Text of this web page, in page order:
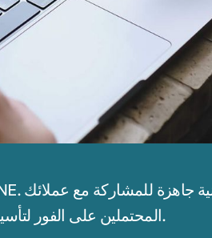
المحتملين على الفور لتأسيس أعمالك والتواصل مع جهات الاتصال الخاصة بك. تبدو مذهلة على أي جهاز.